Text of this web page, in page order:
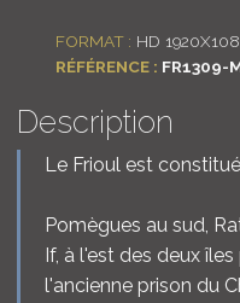
FORMAT : HD
RÉFÉRENCE : FR1309-
Description
Le Frioul est
Pomègues au sud,
If, à l'est des deux
l'ancienne prison du